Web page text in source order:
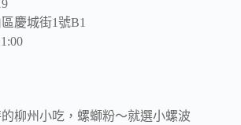
慶城街1號B1
柳州小吃，螺螄粉～就選小螺波